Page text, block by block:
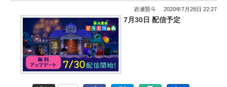
岩瀬賢斗 2020年7月28日 22:27
7月30日 配信予定